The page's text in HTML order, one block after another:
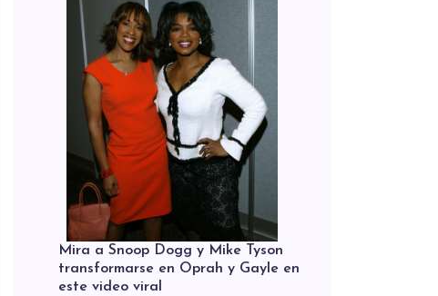
Mira a Snoop Dogg y Mike Tyson
transformarse en Oprah y Gayle en
este video viral